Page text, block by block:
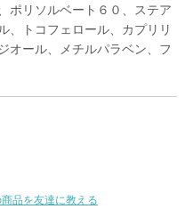
ポリソルベート６０、ステア
、トコフェロール、カプリリ
オール、メチルパラベン、フ
品を友達に教える